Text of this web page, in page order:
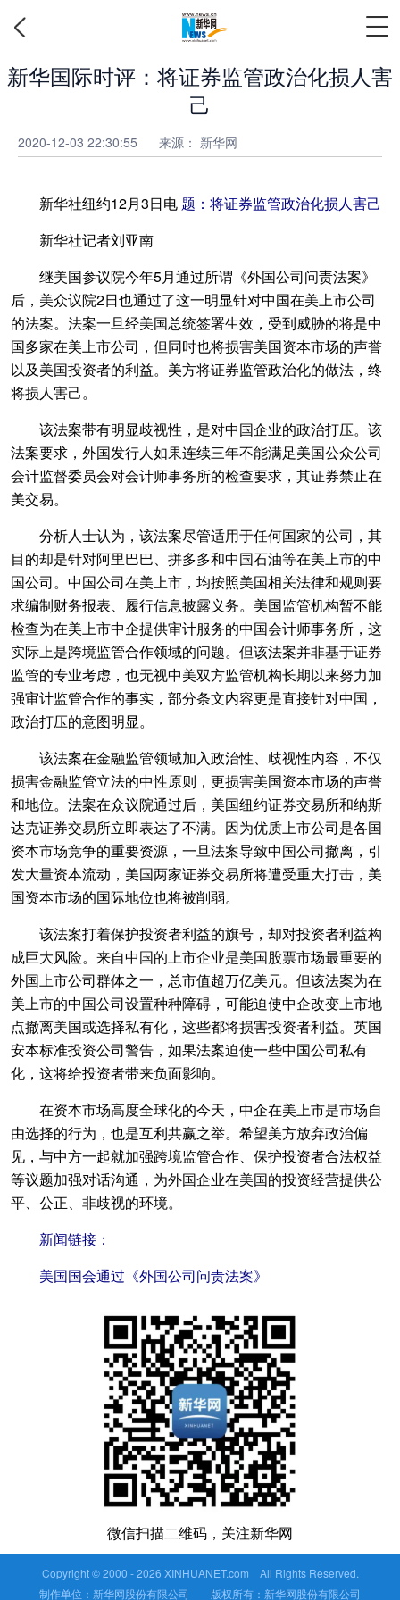
新华国际时评：将证券监管政治化损人害
己
2020-12-03 22:30:55 来源： 新华网
新华社纽约12月3日电题：将证券监管政治化损人害己
新华社记者刘亚南
继美国参议院今年5月通过所谓《外国公司问责法案》
后，美众议院2日也通过了这一明显针对中国在美上市公司
的法案。法案一旦经美国总统签署生效，受到威胁的将是中
国多家在美上市公司，但同时也将损害美国资本市场的声誉
以及美国投资者的利益。美方将证券监管政治化的做法，终
将损人害己。
该法案带有明显歧视性，是对中国企业的政治打压。该
法案要求，外国发行人如果连续三年不能满足美国公众公司
会计监督委员会对会计师事务所的检查要求，其证券禁止在
美交易。
分析人士认为，该法案尽管适用于任何国家的公司，其
目的却是针对阿里巴巴、拼多多和中国石油等在美上市的中
国公司。中国公司在美上市，均按照美国相关法律和规则要
求编制财务报表、履行信息披露义务。美国监管机构暂不能
检查为在美上市中企提供审计服务的中国会计师事务所，这
实际上是跨境监管合作领域的问题。但该法案并非基于证券
监管的专业考虑，也无视中美双方监管机构长期以来努力加
强审计监管合作的事实，部分条文内容更是直接针对中国，
政治打压的意图明显。
该法案在金融监管领域加入政治性、歧视性内容，不仅
损害金融监管立法的中性原则，更损害美国资本市场的声誉
和地位。法案在众议院通过后，美国纽约证券交易所和纳斯
达克证券交易所立即表达了不满。因为优质上市公司是各国
资本市场竞争的重要资源，一旦法案导致中国公司撤离，引
发大量资本流动，美国两家证券交易所将遭受重大打击，美
国资本市场的国际地位也将被削弱。
该法案打着保护投资者利益的旗号，却对投资者利益构
成巨大风险。来自中国的上市企业是美国股票市场最重要的
外国上市公司群体之一，总市值超万亿美元。但该法案为在
美上市的中国公司设置种种障碍，可能迫使中企改变上市地
点撤离美国或选择私有化，这些都将损害投资者利益。英国
安本标准投资公司警告，如果法案迫使一些中国公司私有
化，这将给投资者带来负面影响。
在资本市场高度全球化的今天，中企在美上市是市场自
由选择的行为，也是互利共赢之举。希望美方放弃政治偏
见，与中方一起就加强跨境监管合作、保护投资者合法权益
等议题加强对话沟通，为外国企业在美国的投资经营提供公
平、公正、非歧视的环境。
新闻链接：
美国国会通过《外国公司问责法案》
微信扫描二维码，关注新华网
Copyright © 2000 -2026 XINHUANET.com All Rights Reserved.
制作单位：新华网股份有限公司 版权所有：新华网股份有限公司